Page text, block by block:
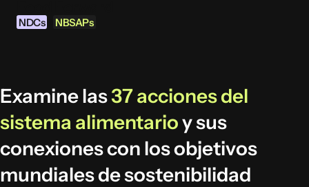
NDCs NBSAPs
INFORMACIÓN
Acerca de esta herramienta
¿Qué son los NDCs?
¿Qué son las NBSAPs?
Examine las37 acciones del
sistema alimentarioy sus
conexiones con los objetivos
mundiales de sostenibilidad